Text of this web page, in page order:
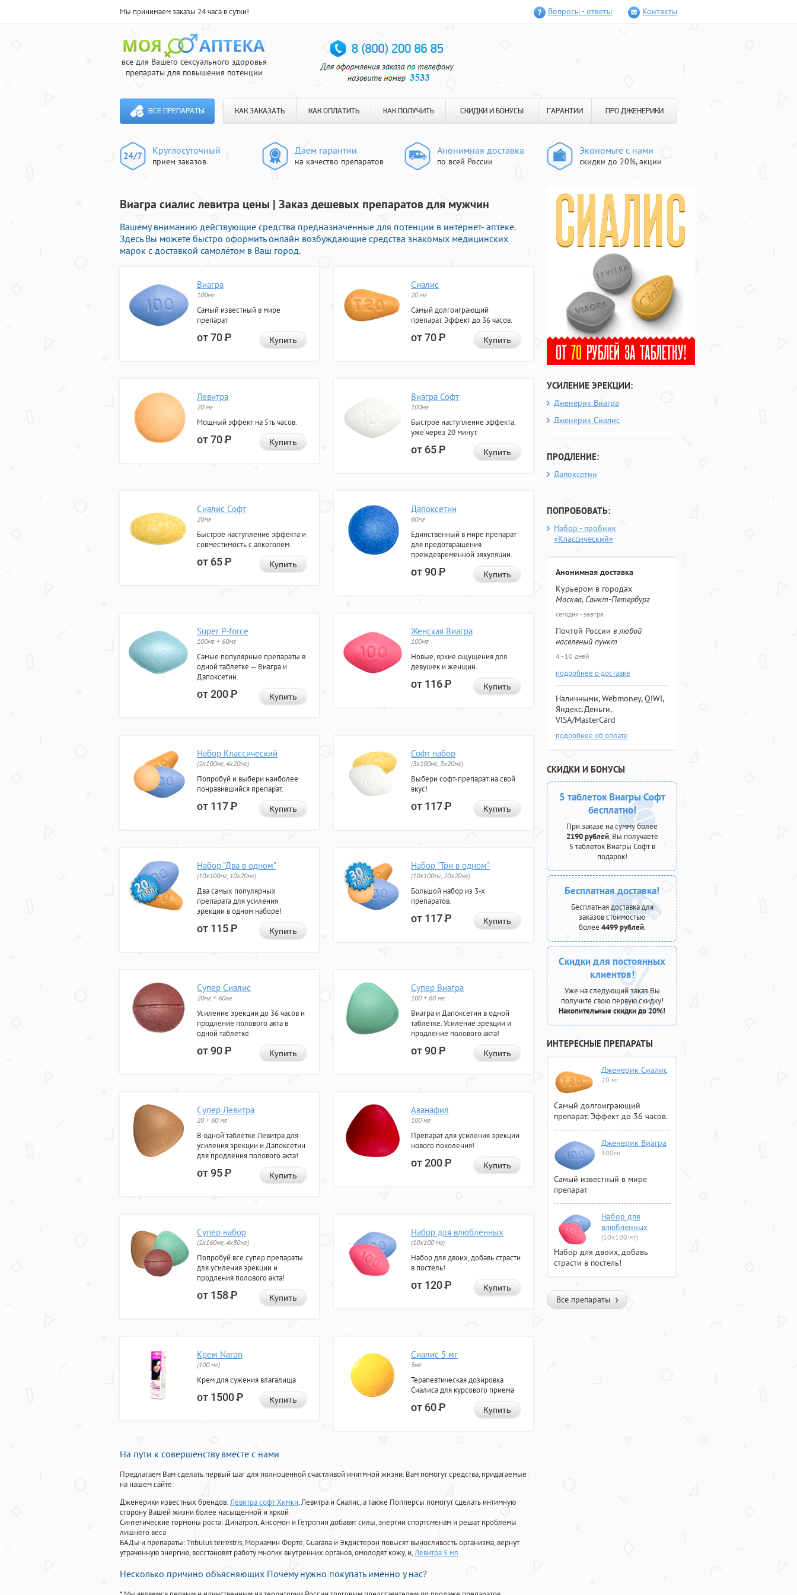
Мы принимаем заказы 24 часа в сутки! Вопросы - ответы Контакты
все для Вашего сексуального здоровья
препараты для повышения потенции
ВСЕ ПРЕПАРАТЫ КАК ЗАКАЗАТЬ КАК ОПЛАТИТЬ КАК ПОЛУЧИТЬ СКИДКИ И БОНУСЫ ГАРАНТИИ ПРО ДЖЕНЕРИКИ
Круглосуточный
прием заказов
Даем гарантии
на качество препаратов
Анонимная доставка
по всей России
Экономьте с нами
скидки до 20%, акции
Виагра сиалис левитра цены | Заказ дешевых препаратов для мужчин
Вашему вниманию действующие средства предназначенные для потенции в интернет- аптеке.
Здесь Вы можете быстро оформить онлайн возбуждающие средства знакомых медицинских
марок с доставкой самолётом в Ваш город.
Виагра
100мг
Самый известный в мире
препарат
от 70Р Купить
Сиалис
20 мг
Самый долгоиграющий
препарат. Эффект до 36 часов.
от 70Р Купить
Левитра
20 мг
Мощный эффект на 5ть часов.
от 70Р Купить
Виагра Софт
100мг
Быстрое наступление эффекта,
уже через 20 минут.
от 65Р Купить
Сиалис Софт
20мг
Быстрое наступление эффекта и
совместимость с алкоголем.
от 65Р Купить
Дапоксетин
60мг
Единственный в мире препарат
для предотвращения
преждевременной эякуляции.
от 90Р Купить
Super P-force
100мг + 60мг
Самые популярные препараты в
одной таблетке — Виагра и
Дапоксетин.
от 200Р Купить
Женская Виагра
100мг
Новые, яркие ощущения для
девушек и женщин.
от 116Р Купить
Набор Классический
(2x100мг, 4x20мг)
Попробуй и выбери наиболее
понравившийся препарат.
от 117Р Купить
Софт набор
(3x100мг, 3x20мг)
Выбери софт-препарат на свой
вкус!
от 117Р Купить
Набор "Два в одном"
(10x100мг, 10x20мг)
Два самых популярных
препарата для усиления
эрекции в одном наборе!
от 115Р Купить
Набор "Три в одном"
(10x100мг, 20x20мг)
Большой набор из 3-х
препаратов.
от 117Р Купить
Супер Сиалис
20мг + 60мг
Усиление эрекции до 36 часов и
продление полового акта в
одной таблетке.
от 90Р Купить
Супер Виагра
100 + 60 мг
Виагра и Дапоксетин в одной
таблетке. Усиление эрекции и
продление полового акта!
от 90Р Купить
Супер Левитра
20 + 60 мг
В одной таблетке Левитра для
усиления эрекции и Дапоксетин
для продления полового акта!
от 95Р Купить
Аванафил
100 мг
Препарат для усиления эрекции
нового поколения!
от 200Р Купить
Супер набор
(2х160мг, 4х80мг)
Попробуй все супер препараты
для усиления эрекции и
продления полового акта!
от 158Р Купить
Набор для влюбленных
(10х100 мг)
Набор для двоих, добавь страсти
в постель!
от 120Р Купить
Крем Naron
(100 мг)
Крем для сужения влагалища
от 1500Р Купить
Сиалис 5 мг
5мг
Терапевтическая дозировка
Сиалиса для курсового приема
от 60Р Купить
На пути к совершенству вместе с нами
Предлагаем Вам сделать первый шаг для полноценной счастливой инитмной жизни. Вам помогут средства, придагаемые
на нашем сайте:
Дженерики известных брендов:Левитра софт Химки, Левитра и Сиалис, а также Попперсы помогут сделать интимную
сторону Вашей жизни более насыщенной и яркой
Синтетические гормоны роста: Динатроп, Ансомон и Гетропин добавят силы, энергии спортсменам и решат проблемы
лишнего веса
БАДы и препараты:Tribulus terrestris, Мориамин Форте, Guarana и Экдистерон повысят выносливость организма, вернут
утраченную энергию, восстановят работу многих внутренних органов, омолодят кожу, и,Левитра 5 мл.
Несколько причино объясняющих Почему нужно покупать именно у нас?
УСИЛЕНИЕ ЭРЕКЦИИ:
Дженерик Виагра
Дженерик Сиалис
ПРОДЛЕНИЕ:
Дапоксетин
ПОПРОБОВАТЬ:
Набор - пробник
«Классический»
Анонимная доставка
Курьером в городах
Москва, Санкт-Петербург
сегодня - завтра
Почтой России в любой
населеный пункт
4 - 10 дней
подробнее о доставке
Наличными, Webmoney, QIWI,
Яндекс.Деньги,
VISA/MasterCard
подробнее об оплате
СКИДКИ И БОНУСЫ
5 таблеток Виагры Софт
бесплатно!
При заказе на сумму более
2190 рублей, Вы получаете
5 таблеток Виагры Софт в
подарок!
Бесплатная доставка!
Бесплатная доставка для
заказов стоимостью
более 4499 рублей.
Скидки для постоянных
клиентов!
Уже на следующий заказ Вы
получите свою первую скидку!
Накопительные скидки до 20%!
ИНТЕРЕСНЫЕ ПРЕПАРАТЫ
Дженерик Сиалис
20 мг
Самый долгоиграющий
препарат. Эффект до 36 часов.
Дженерик Виагра
100мг
Самый известный в мире
препарат
Набор для
влюбленных
(10х100 мг)
Набор для двоих, добавь
страсти в постель!
Все препараты